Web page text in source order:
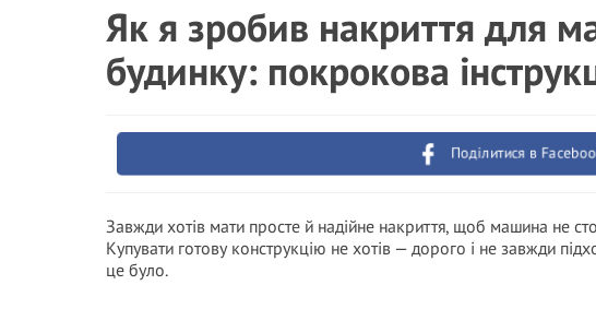
Як я зробив накриття для
будинку: покрокова
Поділитися в
Завжди хотів мати просте й надійне накриття, щоб машина не
Купувати готову конструкцію не хотів — дорого і не завжди
це було.